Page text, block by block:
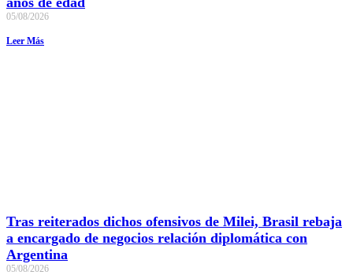
05/08/2026
Leer Más
Tras reiterados dichos ofensivos de Milei, Brasil rebaja
a encargado de negocios relación diplomática con
Argentina
05/08/2026